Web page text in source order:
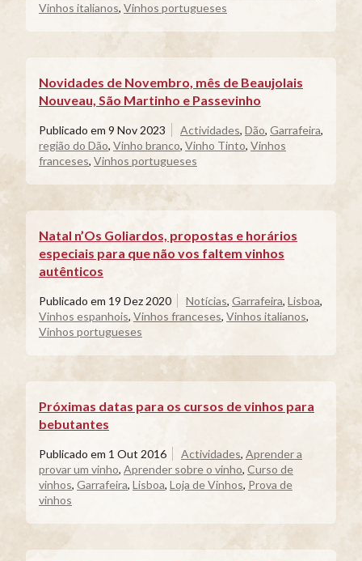
Vinhos italianos, Vinhos portugueses
Novidades de Novembro, mês de Beaujolais
Nouveau, São Martinho e Passevinho
Publicado em 9 Nov 2023 Actividades, Dão, Garrafeira,
região do Dão, Vinho branco, Vinho Tinto, Vinhos
franceses, Vinhos portugueses
Natal n’Os Goliardos, propostas e horários
especiais para que não vos faltem vinhos
autênticos
Publicado em 19 Dez 2020 Notícias, Garrafeira, Lisboa,
Vinhos espanhois, Vinhos franceses, Vinhos italianos,
Vinhos portugueses
Próximas datas para os cursos de vinhos para
bebutantes
Publicado em 1 Out 2016 Actividades, Aprender a
provar um vinho, Aprender sobre o vinho, Curso de
vinhos, Garrafeira, Lisboa, Loja de Vinhos, Prova de
vinhos